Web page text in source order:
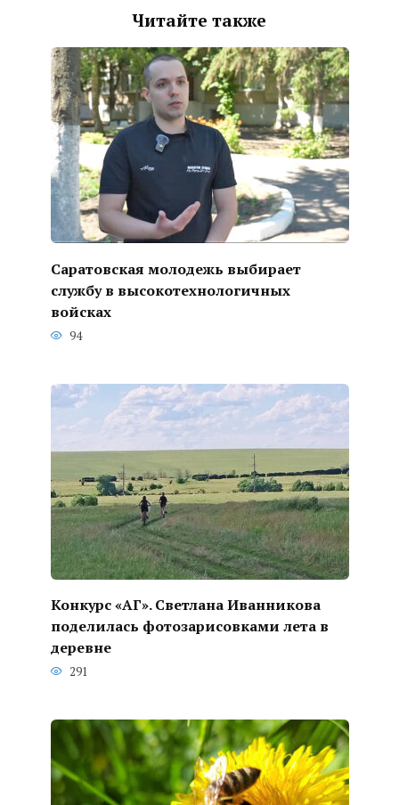
Читайте также
Саратовская молодежь выбирает
службу в высокотехнологичных
войсках
94
Конкурс «АГ». Светлана Иванникова
поделилась фотозарисовками лета в
деревне
291